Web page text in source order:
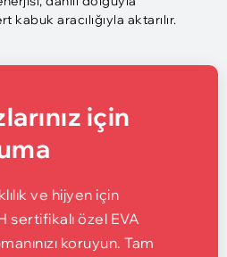
aracılığıyla aktarılır.
için
ve hijyen için
sertifikalı özel EVA
koruyun. Tam